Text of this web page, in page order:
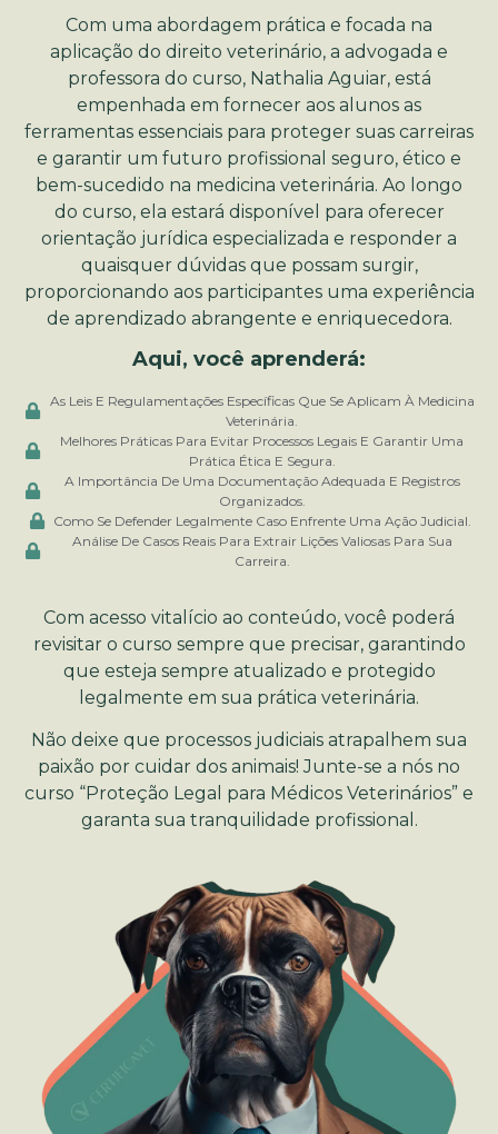
Com uma abordagem prática e focada na
aplicação do direito veterinário, a advogada e
professora do curso, Nathalia Aguiar, está
empenhada em fornecer aos alunos as
ferramentas essenciais para proteger suas carreiras
e garantir um futuro profissional seguro, ético e
bem-sucedido na medicina veterinária. Ao longo
do curso, ela estará disponível para oferecer
orientação jurídica especializada e responder a
quaisquer dúvidas que possam surgir,
proporcionando aos participantes uma experiência
de aprendizado abrangente e enriquecedora.
Aqui, você aprenderá:
As Leis E Regulamentações Específicas Que Se Aplicam À Medicina
Veterinária.
Melhores Práticas Para Evitar Processos Legais E Garantir Uma
Prática Ética E Segura.
A Importância De Uma Documentação Adequada E Registros
Organizados.
Como Se Defender Legalmente Caso Enfrente Uma Ação Judicial.
Análise De Casos Reais Para Extrair Lições Valiosas Para Sua
Carreira.
Com acesso vitalício ao conteúdo, você poderá
revisitar o curso sempre que precisar, garantindo
que esteja sempre atualizado e protegido
legalmente em sua prática veterinária.
Não deixe que processos judiciais atrapalhem sua
paixão por cuidar dos animais! Junte-se a nós no
curso “Proteção Legal para Médicos Veterinários” e
garanta sua tranquilidade profissional.